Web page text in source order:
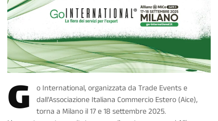
G
o International, organizzata da Trade Events e
dall’Associazione Italiana Commercio Estero (Aice),
torna a Milano il 17 e 18 settembre 2025.